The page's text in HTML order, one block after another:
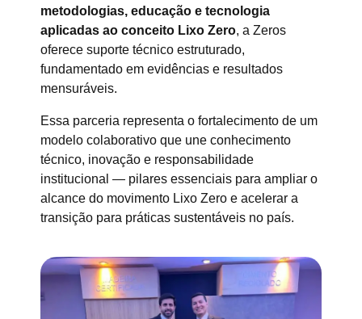
metodologias, educação e tecnologia
aplicadas ao conceito Lixo Zero, a Zeros
oferece suporte técnico estruturado,
fundamentado em evidências e resultados
mensuráveis.
Essa parceria representa o fortalecimento de um
modelo colaborativo que une conhecimento
técnico, inovação e responsabilidade
institucional — pilares essenciais para ampliar o
alcance do movimento Lixo Zero e acelerar a
transição para práticas sustentáveis no país.